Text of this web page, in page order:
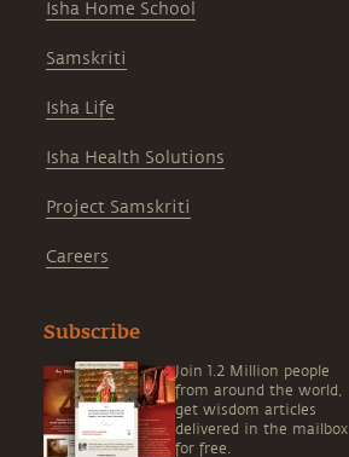
Isha Home School
Samskriti
Isha Life
Isha Health Solutions
Project Samskriti
Careers
Subscribe
Join 1.2 Million people
from around the world,
get wisdom articles
delivered in the mailbox
for free.